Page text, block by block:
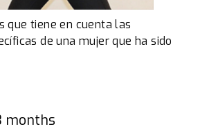
que tiene en cuenta las
de una mujer que ha sido
months